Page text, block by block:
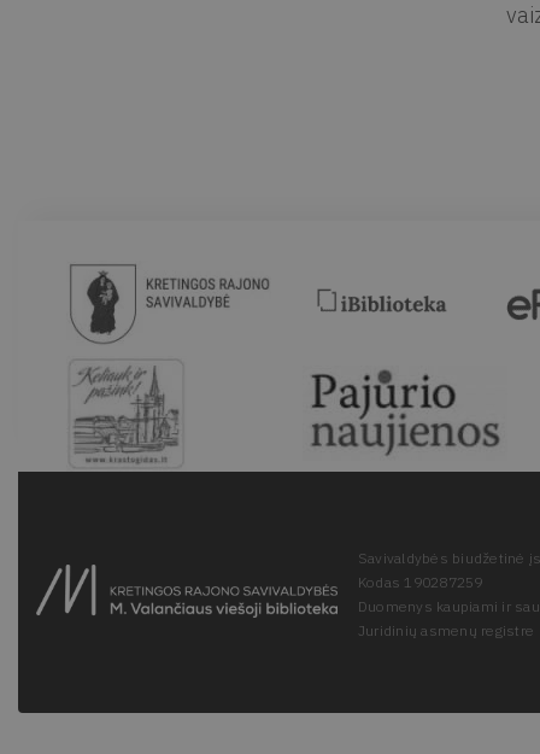
Savivaldybės biudžetinė
Kodas 190287259
Duomenys kaupiami ir
Juridinių asmenų registre